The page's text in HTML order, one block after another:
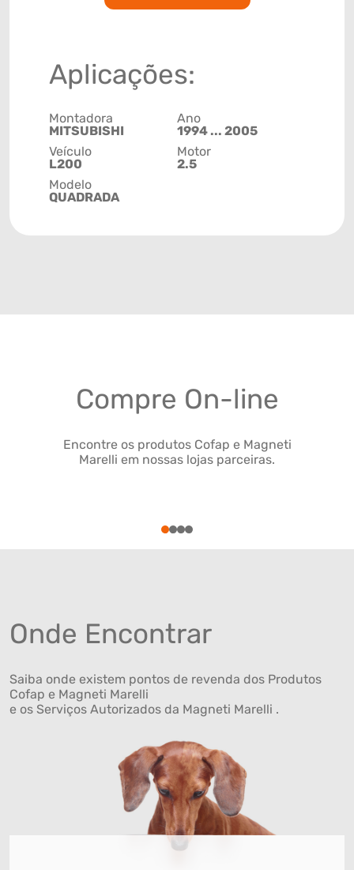
Aplicações:
Montadora
MITSUBISHI
Veículo
L200
Modelo
QUADRADA
Ano
1994 ... 2005
Motor
2.5
Compre On-line
Encontre os produtos Cofap e Magneti
Marelli em nossas lojas parceiras.
1234
Onde Encontrar
Saiba onde existem pontos de revenda dos Produtos
Cofap e Magneti Marelli
e os Serviços Autorizados da Magneti Marelli .